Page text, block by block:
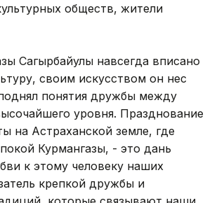
обществ, жители
Сагырбайулы навсегда вписано
своим искусством он нес
понятия дружбы между
уровня. Празднование
на Астраханской земле, где
Курмангазы, - это дань
к этому человеку наших
крепкой дружбы и